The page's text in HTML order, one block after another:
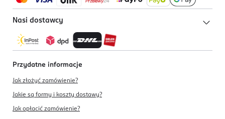
Nasi dostawcy
Przydatne informacje
Jak złożyć zamówienie?
Jakie są formy i koszty dostawy?
Jak opłacić zamówienie?